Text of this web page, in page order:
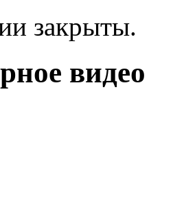
закрыты.
видео